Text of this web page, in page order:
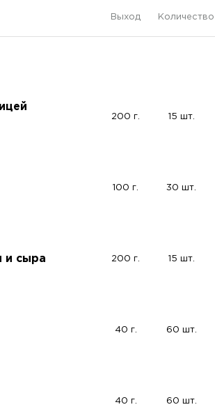
Выход Количество
200 г. 15 шт.
100 г. 30 шт.
и сыра 200 г. 15 шт.
40 г. 60 шт.
40 г. 60 шт.